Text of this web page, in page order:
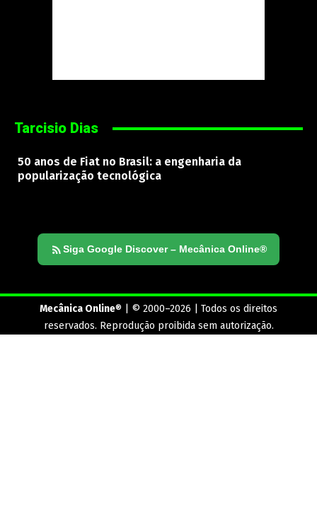
Tarcisio Dias
50 anos de Fiat no Brasil: a engenharia da
popularização tecnológica
Siga Google Discover – Mecânica Online®
Mecânica Online® | © 2000–2026 | Todos os direitos
reservados. Reprodução proibida sem autorização.